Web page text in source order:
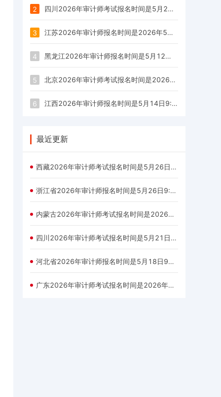
2 四川2026年审计师考试报名时间是5月21日至6月3日
3 江苏2026年审计师报名时间是2026年5月12日9：00—6月3日16：00
4 黑龙江2026年审计师报名时间是5月12日9：00－5月22日16：00
5 北京2026年审计师考试报名时间是2026年5月11日至5月20日
6 江西2026年审计师报名时间是5月14日9:00— 24日17:00
最近更新
西藏2026年审计师考试报名时间是5月26日—6月4日
浙江省2026年审计师报名时间是5月26日9:00至6月5日17:00
内蒙古2026年审计师考试报名时间是2026年5月21日9：00—6月1日17:00
四川2026年审计师考试报名时间是5月21日至6月3日
河北省2026年审计师报名时间是5月18日9时-27日17时
广东2026年审计师考试报名时间是2026年5月18日9:00-5月28日17:00